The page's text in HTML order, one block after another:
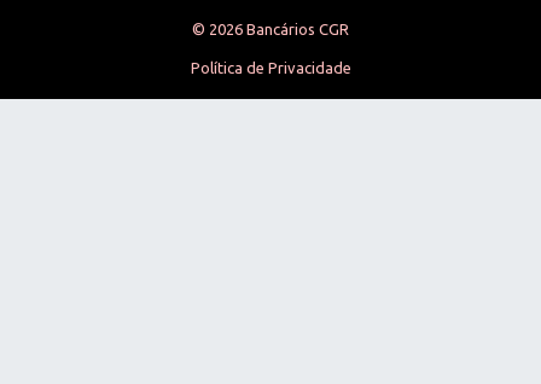
© 2026 Bancários CGR
Política de Privacidade